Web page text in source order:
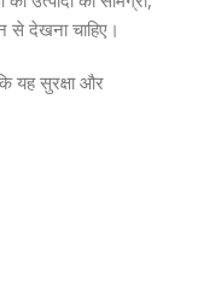
से देखना चाहिए।
यह सुरक्षा और